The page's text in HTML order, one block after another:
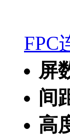
FPC
屏
间
高